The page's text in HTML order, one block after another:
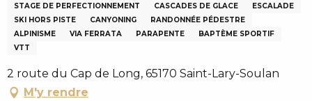
u
c
o
t
e
STAGE DE PERFECTIONNEMENT
CASCADES DE GLACE
ESCALADE
SKI HORS PISTE
CANYONING
RANDONNÉE PÉDESTRE
ALPINISME
VIA FERRATA PARAPENTE
BAPTÈME SPORTIF
VTT
2 route du Cap de Long, 65170 Saint-Lary-Soulan
M'y rendre